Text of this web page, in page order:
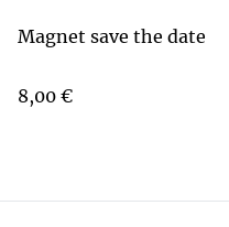
Magnet save the date
8,00 €